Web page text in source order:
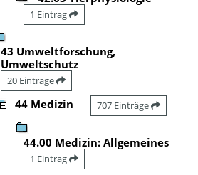
1 Eintrag
43 Umweltforschung,
Umweltschutz
20 Einträge
44 Medizin 707 Einträge
44.00 Medizin: Allgemeines
1 Eintrag